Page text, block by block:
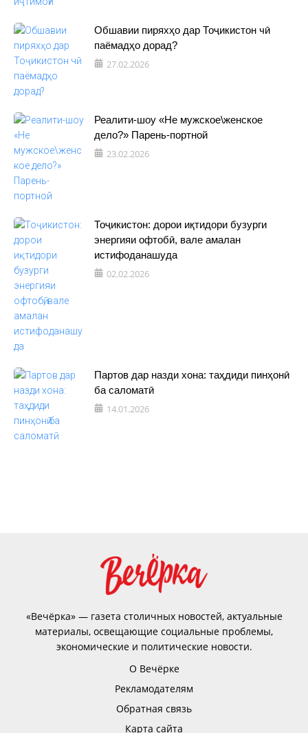
Обшавии пиряхҳо дар Тоҷикистон чӣ
паёмадҳо дорад?
27.02.2026
Реалити-шоу «Не мужское\женское
дело?» Парень-портной
23.02.2026
Тоҷикистон: дорои иқтидори бузурги
энергияи офтобӣ, вале амалан
истифоданашуда
02.02.2026
Партов дар назди хона: таҳдиди пинҳонӣ
ба саломатӣ
14.01.2026
«Вечёрка» — газета столичных новостей, актуальные
материалы, освещающие социальные проблемы,
экономические и политические новости.
О Вечёрке
Рекламодателям
Обратная связь
Карта сайта